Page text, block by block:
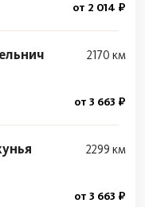
от 2 014 ₽
2170 км
от 3 663 ₽
2299 км
от 3 663 ₽